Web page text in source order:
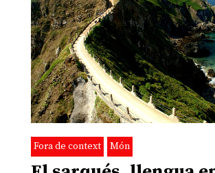
Fora de context Món